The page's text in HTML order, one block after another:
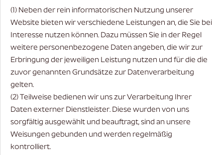
(1) Neben der rein informatorischen Nutzung unserer
Website bieten wir verschiedene Leistungen an, die Sie bei
Interesse nutzen können. Dazu müssen Sie in der Regel
weitere personenbezogene Daten angeben, die wir zur
Erbringung der jeweiligen Leistung nutzen und für die die
zuvor genannten Grundsätze zur Datenverarbeitung
gelten.
(2) Teilweise bedienen wir uns zur Verarbeitung Ihrer
Daten externer Dienstleister. Diese wurden von uns
sorgfältig ausgewählt und beauftragt, sind an unsere
Weisungen gebunden und werden regelmäßig
kontrolliert.